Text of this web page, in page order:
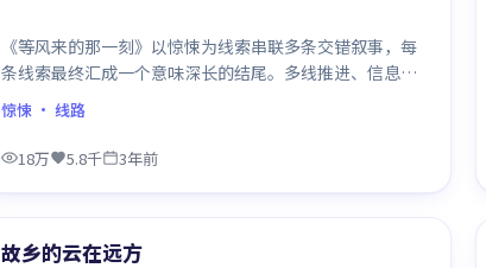
《等风来的那一刻》以惊悚为线索串联多条交错叙事，每
条线索最终汇成一个意味深长的结尾。多线推进、信息密
度大，二刷时仍有新发现。
惊悚 · 线路
18万 5.8千 3年前
热门
故乡的云在远方